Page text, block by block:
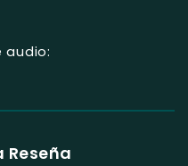
audio:
Reseña